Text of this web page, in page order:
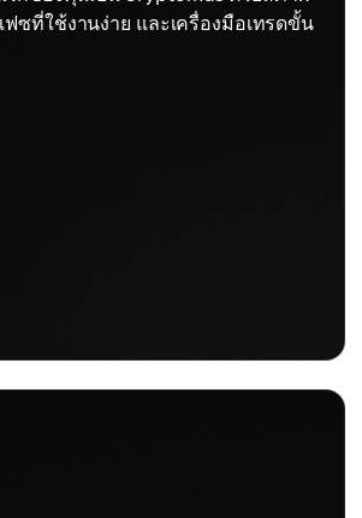
ฟซที่ใช้งานง่าย และเครื่องมือเทรดขั้น